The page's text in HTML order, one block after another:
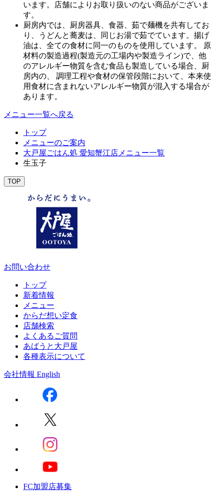
います。店舗によりお取り扱いのない商品がございま
す。
厨房内では、厨房器具、食器、茹で麺機を共有してお
り、うどんと蕎麦は、同じお湯で茹でています。揚げ
油は、全ての食材に同一のものを使用しています。 原
材料の製造過程(製造元の工場内や製造ライン)で、他
のアレルギー物質を含む食品も製造している場合、厨
房内の、 調理工程や食材の保管段階において、本来使
用食材に含まれないアレルギー物質が混入する場合が
あります。
メニュー一覧へ戻る
トップ
メニューのご案内
大戸屋ごはん処 愛知蟹江店メニュー一覧
生玉子
TOP
お問い合わせ
トップ
新着情報
メニュー
からだ想い定食
店舗検索
よくあるご質問
あばうと大戸屋
各種表示について
会社情報 English
FC加盟店募集